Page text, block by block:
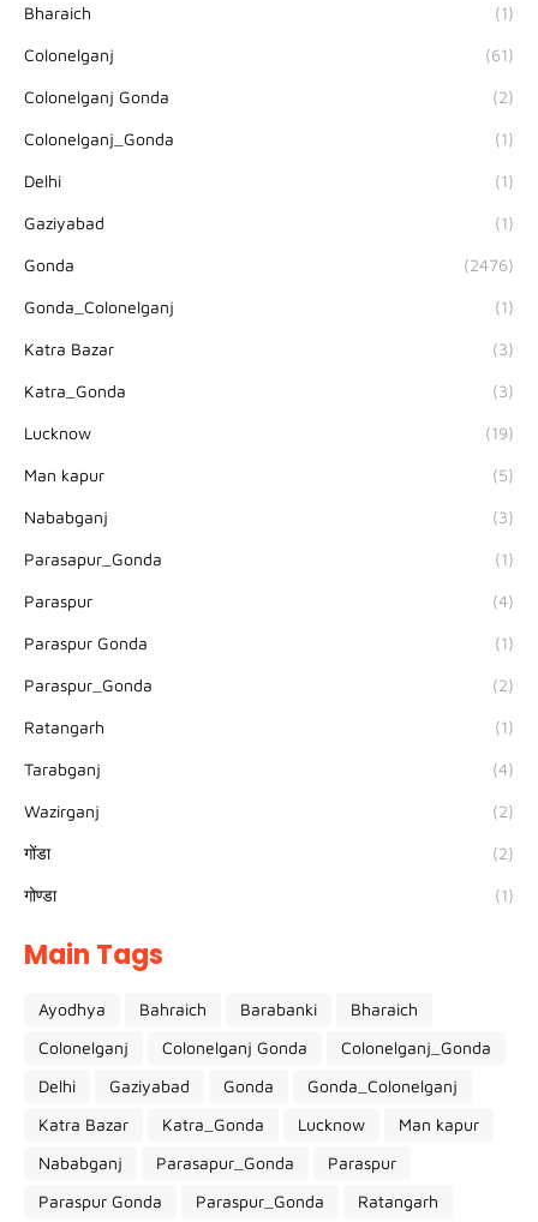
Bharaich (1)
Colonelganj (61)
Colonelganj Gonda (2)
Colonelganj_Gonda (1)
Delhi (1)
Gaziyabad (1)
Gonda (2476)
Gonda_Colonelganj (1)
Katra Bazar (3)
Katra_Gonda (3)
Lucknow (19)
Man kapur (5)
Nababganj (3)
Parasapur_Gonda (1)
Paraspur (4)
Paraspur Gonda (1)
Paraspur_Gonda (2)
Ratangarh (1)
Tarabganj (4)
Wazirganj (2)
गोंडा (2)
गोण्डा (1)
Main Tags
Ayodhya Bahraich Barabanki
Bharaich
Colonelganj
Colonelganj Gonda
Colonelganj_Gonda
Delhi
Gaziyabad Gonda
Gonda_Colonelganj
Katra Bazar
Katra_Gonda Lucknow
Man kapur
Nababganj
Parasapur_Gonda
Paraspur
Paraspur Gonda
Paraspur_Gonda Ratangarh